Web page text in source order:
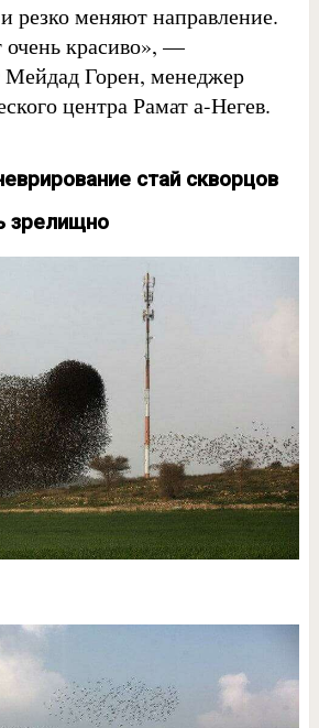
резко меняют направление.
очень красиво», —
Мейдад Горен, менеджер
центра Рамат а-Негев.
стай скворцов
зрелищно